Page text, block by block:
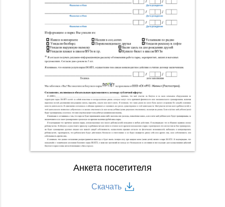
Анкета посетителя
Скачать